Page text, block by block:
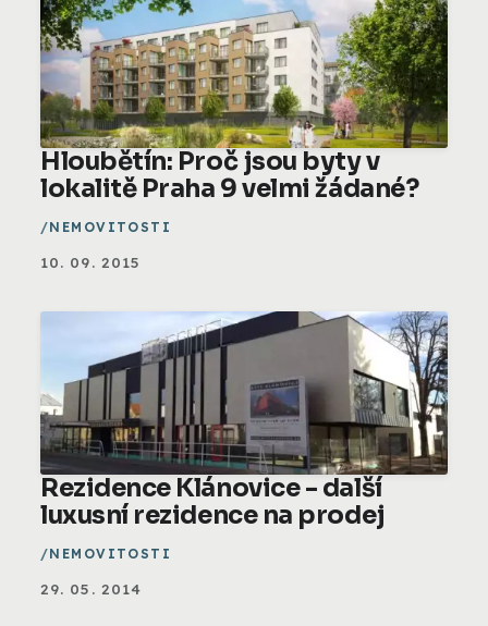
Hloubětín: Proč jsou byty v
lokalitě Praha 9 velmi žádané?
NEMOVITOSTI
10. 09. 2015
Rezidence Klánovice - další
luxusní rezidence na prodej
NEMOVITOSTI
29. 05. 2014